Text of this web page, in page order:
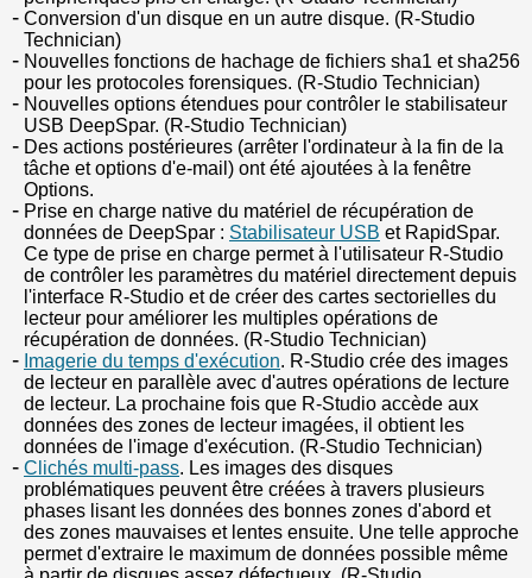
Conversion d'un disque en un autre disque. (R-Studio
Technician)
Nouvelles fonctions de hachage de fichiers sha1 et sha256
pour les protocoles forensiques. (R-Studio Technician)
Nouvelles options étendues pour contrôler le stabilisateur
USB DeepSpar. (R-Studio Technician)
Des actions postérieures (arrêter l'ordinateur à la fin de la
tâche et options d'e-mail) ont été ajoutées à la fenêtre
Options.
Prise en charge native du matériel de récupération de
données de DeepSpar : Stabilisateur USB et RapidSpar.
Ce type de prise en charge permet à l'utilisateur R-Studio
de contrôler les paramètres du matériel directement depuis
l'interface R-Studio et de créer des cartes sectorielles du
lecteur pour améliorer les multiples opérations de
récupération de données. (R-Studio Technician)
Imagerie du temps d'exécution. R-Studio crée des images
de lecteur en parallèle avec d'autres opérations de lecture
de lecteur. La prochaine fois que R-Studio accède aux
données des zones de lecteur imagées, il obtient les
données de l'image d'exécution. (R-Studio Technician)
Clichés multi-pass. Les images des disques
problématiques peuvent être créées à travers plusieurs
phases lisant les données des bonnes zones d'abord et
des zones mauvaises et lentes ensuite. Une telle approche
permet d'extraire le maximum de données possible même